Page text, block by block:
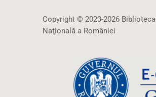
Copyright © 2023-2026 Biblioteca
Naţională a României